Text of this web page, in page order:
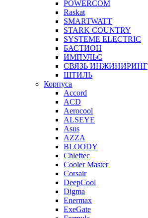
POWERCOM
Raskat
SMARTWATT
STARK COUNTRY
SYSTEME ELECTRIC
БАСТИОН
ИМПУЛЬС
СВЯЗЬ ИНЖИНИРИНГ
ШТИЛЬ
Корпуса
Accord
ACD
Aerocool
ALSEYE
Asus
AZZA
BLOODY
Chieftec
Cooler Master
Corsair
DeepCool
Digma
Enermax
ExeGate